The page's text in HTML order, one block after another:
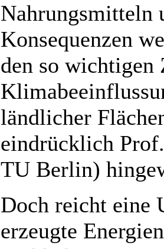
Nahrungsmitteln
Konsequenzen
den so wichtigen
ländlicher
eindrücklich
TU Berlin)
Doch reicht eine
erzeugte